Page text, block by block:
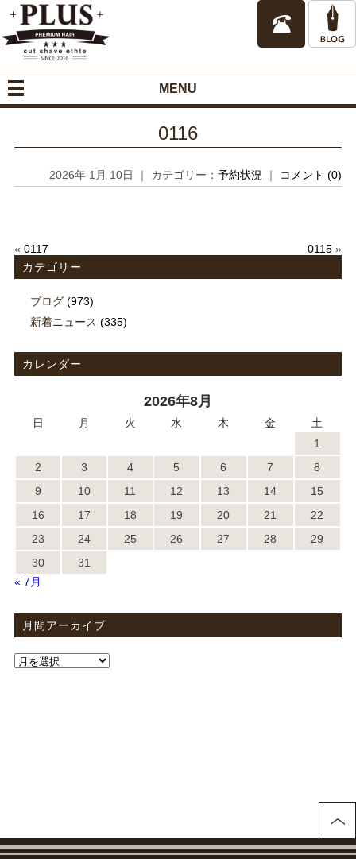
MENU
0116
2026年 1月 10日 ｜ カテゴリー：予約状況 ｜ コメント (0)
« 0117 0115 »
カテゴリー
ブログ(973)
新着ニュース (335)
カレンダー
2026年8月
日 月 火 水 木 金
土
1
2
3 4 5 6 7
8
9
10 11 12 13 14
15
16
17 18 19 20 21
22
23
24 25 26 27 28
29
30
31
« 7月
月間アーカイブ